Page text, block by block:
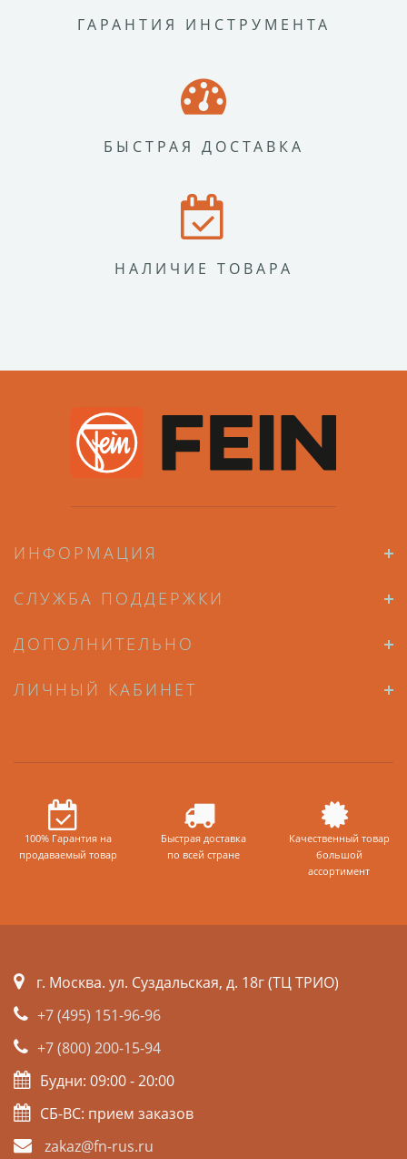
ГАРАНТИЯ ИНСТРУМЕНТА
БЫСТРАЯ ДОСТАВКА
НАЛИЧИЕ ТОВАРА
ИНФОРМАЦИЯ
СЛУЖБА ПОДДЕРЖКИ
ДОПОЛНИТЕЛЬНО
ЛИЧНЫЙ КАБИНЕТ
100% Гарантия на
продаваемый товар
Быстрая доставка
по всей стране
Качественный товар
большой
ассортимент
г. Москва. ул. Суздальская, д. 18г (ТЦ ТРИО)
+7 (495) 151-96-96
+7 (800) 200-15-94
Будни: 09:00 - 20:00
СБ-ВС: прием заказов
zakaz@fn-rus.ru